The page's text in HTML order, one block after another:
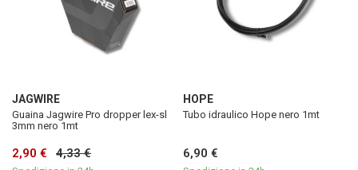
JAGWIRE
Guaina Jagwire Pro dropper lex-sl
3mm nero 1mt
2,90 € 4,33 €
HOPE
Tubo idraulico Hope nero 1mt
6,90 €